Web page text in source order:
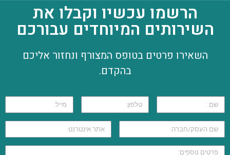
הרשמו עכשיו וקבלו את
השירותים המיוחדים עבורכם
השאירו פרטים בטופס המצורף ונחזור אליכם
בהקדם.